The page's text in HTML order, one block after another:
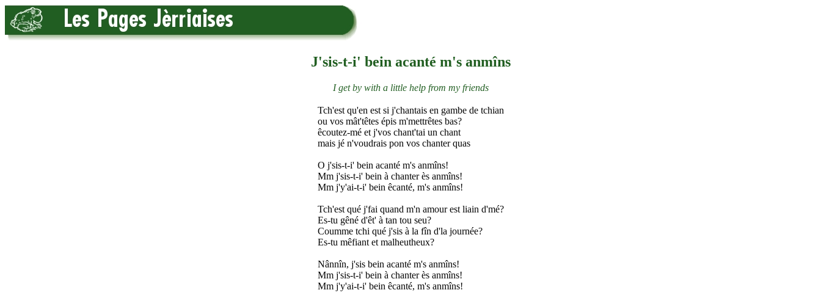
J'sis-t-i' bein acanté m's anmîns
I get by with a little help from my friends
Tch'est qu'en est si j'chantais en gambe de tchian
ou vos mât'têtes épis m'mettrêtes bas?
êcoutez-mé et j'vos chant'tai un chant
mais jé n'voudrais pon vos chanter quas
O j'sis-t-i' bein acanté m's anmîns!
Mm j'sis-t-i' bein à chanter ès anmîns!
Mm j'y'ai-t-i' bein êcanté, m's anmîns!
Tch'est qué j'fai quand m'n amour est liain d'mé?
Es-tu gêné d'êt' à tan tou seu?
Coumme tchi qué j'sis à la fîn d'la journée?
Es-tu mêfiant et malheutheux?
Nânnîn, j'sis bein acanté m's anmîns!
Mm j'sis-t-i' bein à chanter ès anmîns!
Mm j'y'ai-t-i' bein êcanté, m's anmîns!